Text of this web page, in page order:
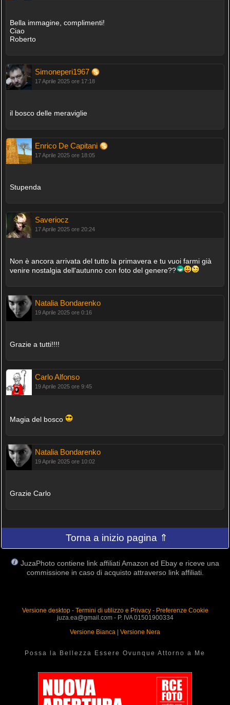
Bella immagine, complimenti!
Ciao
Roberto
Simoneperi1967
17 Aprile 2025 ore 17:18
il bosco delle meraviglie
Enrico De Capitani
17 Aprile 2025 ore 18:05
Stupenda
Saveriocz
17 Aprile 2025 ore 20:24
Non è ancora arrivata del tutto la primavera e tu vuoi farmi già
venire nostalgia dell'autunno con foto del genere??
Natalia Bondarenko
19 Aprile 2025 ore 0:16
Grazie a tutti!!!!
Carlo Alfonso
19 Aprile 2025 ore 9:45
Magia del bosco
Natalia Bondarenko
19 Aprile 2025 ore 10:02
Grazie Carlo
Torna a inizio pagina ⇑
JuzaPhoto contiene link affiliati Amazon ed Ebay e riceve una
commissione in caso di acquisto attraverso link affiliati.
Versione desktop- Termini di utilizzo e Privacy- Preferenze Cookie
juza.ea@gmail.com - P. IVA 01501900334
Versione Bianca
Versione Nera
Possa la Bellezza Essere Ovunque Attorno a Me